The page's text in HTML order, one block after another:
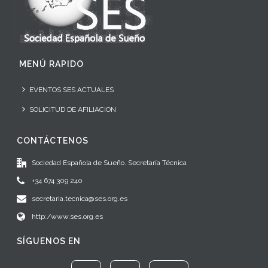
MENÚ RAPIDO
EVENTOS SES ACTUALES
SOLICITUD DE AFILIACION
CONTÁCTENOS
Sociedad Española de Sueño. Secretaría Técnica
+34 674 309 240
secretaria.tecnica@ses.org.es
http:/www.ses.org.es
SÍGUENOS EN